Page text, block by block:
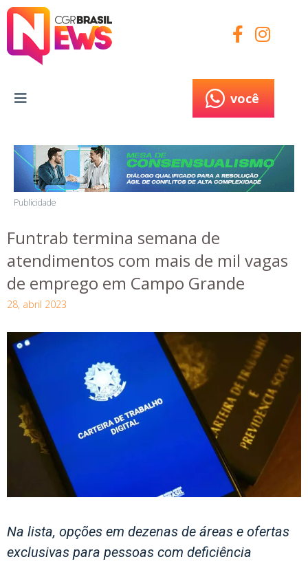
você
Publicidade
Funtrab termina semana de
atendimentos com mais de mil vagas
de emprego em Campo Grande
28, abril 2023
Na lista, opções em dezenas de áreas e ofertas
exclusivas para pessoas com deficiência